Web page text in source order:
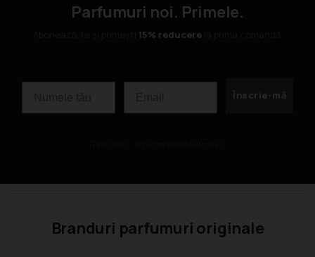
Parfumuri noi. Primele.
15% reducerela prima comandă.
Înscrie-mă
Branduri parfumuri originale